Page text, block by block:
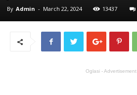
By Admin - March 22, 2024 13437
Oglasi - Advertisement